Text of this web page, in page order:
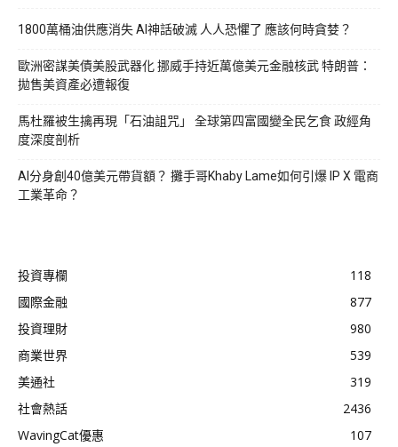
1800萬桶油供應消失 AI神話破滅 人人恐懼了 應該何時貪婪？
歐洲密謀美債美股武器化 挪威手持近萬億美元金融核武 特朗普：
拋售美資產必遭報復
馬杜羅被生擒再現「石油詛咒」 全球第四富國變全民乞食 政經角
度深度剖析
AI分身創40億美元帶貨額？ 攤手哥Khaby Lame如何引爆 IP X 電商
工業革命？
投資專欄
118
國際金融
877
投資理財
980
商業世界
539
美通社
319
社會熱話
2436
WavingCat優惠
107